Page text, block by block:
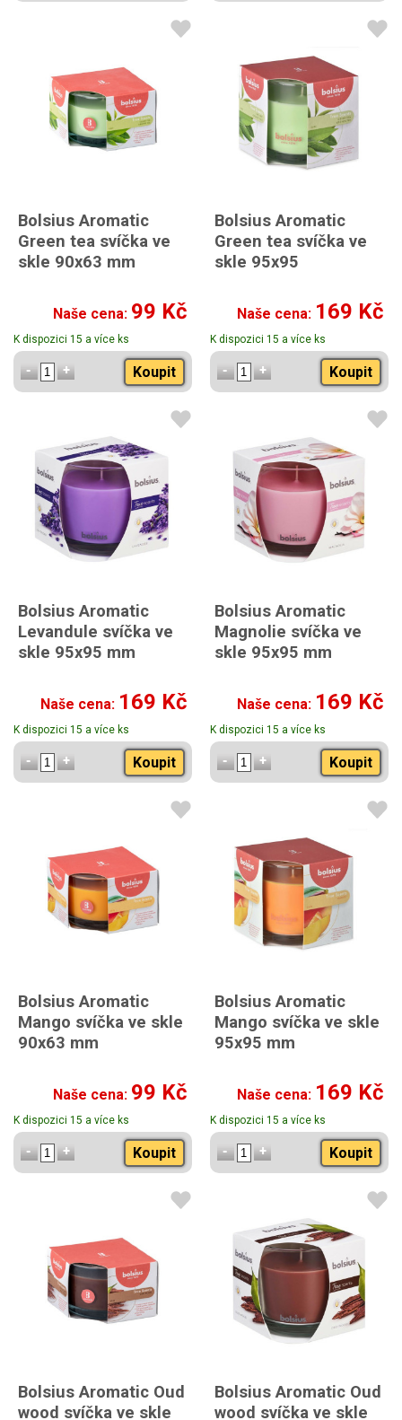
Bolsius Aromatic
Green tea svíčka ve
skle 90x63 mm
Naše cena: 99 Kč
K dispozici 15 a více ks
Koupit
Bolsius Aromatic
Green tea svíčka ve
skle 95x95
Naše cena: 169 Kč
K dispozici 15 a více ks
Koupit
Bolsius Aromatic
Levandule svíčka ve
skle 95x95 mm
Naše cena: 169 Kč
K dispozici 15 a více ks
Koupit
Bolsius Aromatic
Magnolie svíčka ve
skle 95x95 mm
Naše cena: 169 Kč
K dispozici 15 a více ks
Koupit
Bolsius Aromatic
Mango svíčka ve skle
90x63 mm
Naše cena: 99 Kč
K dispozici 15 a více ks
Koupit
Bolsius Aromatic
Mango svíčka ve skle
95x95 mm
Naše cena: 169 Kč
K dispozici 15 a více ks
Koupit
Bolsius Aromatic Oud
wood svíčka ve skle
Bolsius Aromatic Oud
wood svíčka ve skle